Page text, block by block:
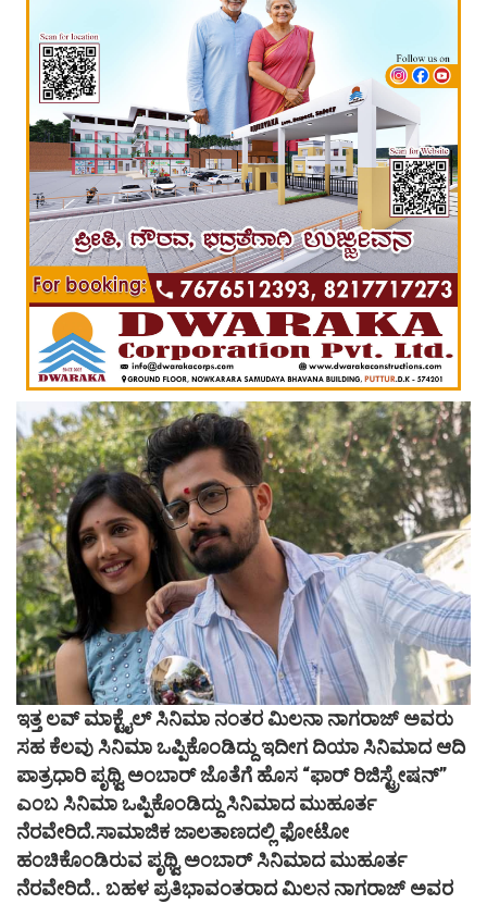
ಇತ್ತ ಲವ್ ಮಾಕ್ಟೈಲ್ ಸಿನಿಮಾ ನಂತರ ಮಿಲನಾ ನಾಗರಾಜ್ ಅವರು
ಸಹ ಕೆಲವು ಸಿನಿಮಾ ಒಪ್ಪಿಕೊಂಡಿದ್ದು ಇದೀಗ ದಿಯಾ ಸಿನಿಮಾದ ಆದಿ
ಪಾತ್ರಧಾರಿ ಪೃಥ್ವಿ ಅಂಬಾರ್ ಜೊತೆಗೆ ಹೊಸ “ಫಾರ್ ರಿಜಿಸ್ಟ್ರೇಷನ್”
ಎಂಬ ಸಿನಿಮಾ ಒಪ್ಪಿಕೊಂಡಿದ್ದು ಸಿನಿಮಾದ ಮುಹೂರ್ತ
ನೆರವೇರಿದೆ.ಸಾಮಾಜಿಕ ಜಾಲತಾಣದಲ್ಲಿ ಫೋಟೋ
ಹಂಚಿಕೊಂಡಿರುವ ಪೃಥ್ವಿ ಅಂಬಾರ್ ಸಿನಿಮಾದ ಮುಹೂರ್ತ
ನೆರವೇರಿದೆ.. ಬಹಳ ಪ್ರತಿಭಾವಂತರಾದ ಮಿಲನ ನಾಗರಾಜ್ ಅವರ